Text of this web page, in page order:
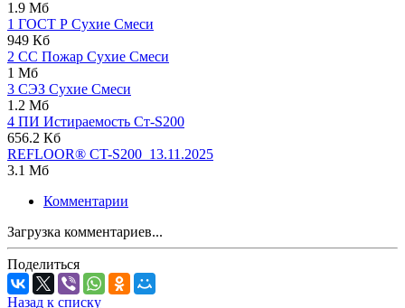
1.9 Мб
1 ГОСТ Р Сухие Смеси
949 Кб
2 СС Пожар Сухие Смеси
1 Мб
3 СЭЗ Сухие Смеси
1.2 Мб
4 ПИ Истираемость Ст-S200
656.2 Кб
REFLOOR® CT-S200_13.11.2025
3.1 Мб
Комментарии
Загрузка комментариев...
Поделиться
Назад к списку